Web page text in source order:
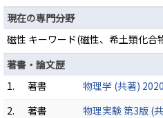
現在の専門分野
磁性 キーワード(磁性、希土類化合
著書・論文歴
1.
著書
物理学 (共著)
2.
著書
物理実験 第3版 (